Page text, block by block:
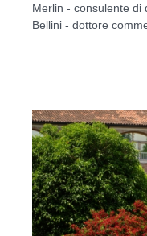
Merlin - consulente di
Bellini - dottore